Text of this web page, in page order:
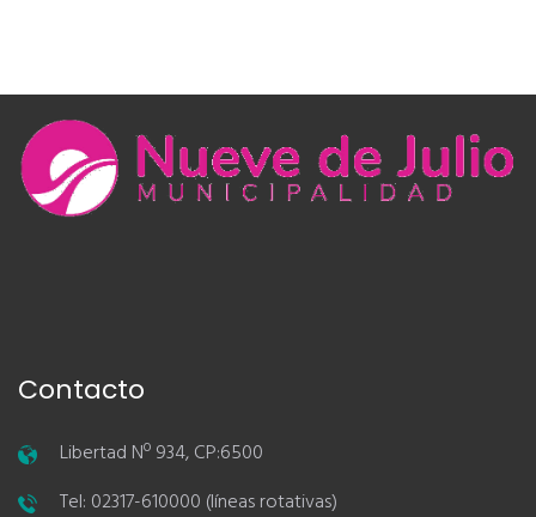
Contacto
Libertad Nº 934, CP:6500
Tel: 02317-610000 (líneas rotativas)